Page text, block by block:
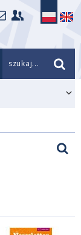
szukaj...